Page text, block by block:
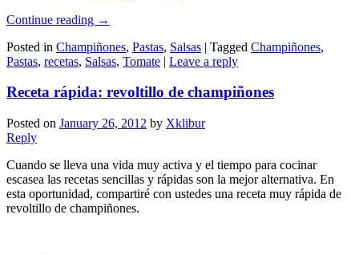
Continue reading →
Posted in Champiñones, Pastas, Salsas | Tagged Champiñones,
Pastas, recetas, Salsas, Tomate | Leave a reply
Receta rápida: revoltillo de champiñones
Posted on January 26, 2012 by Xklibur
Reply
Cuando se lleva una vida muy activa y el tiempo para cocinar
escasea las recetas sencillas y rápidas son la mejor alternativa. En
esta oportunidad, compartiré con ustedes una receta muy rápida de
revoltillo de champiñones.